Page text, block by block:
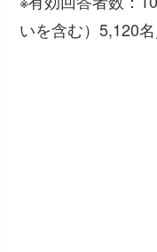
いを含む）5,120